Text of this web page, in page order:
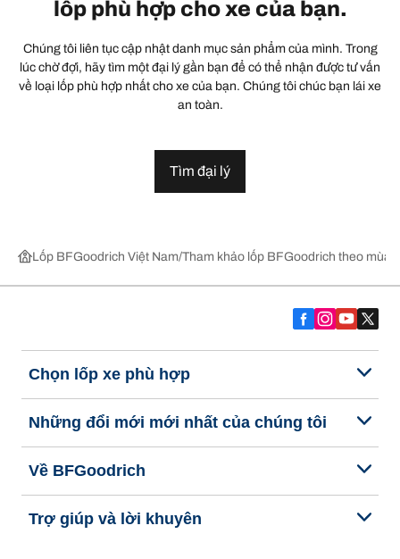
lốp phù hợp cho xe của bạn.
Chúng tôi liên tục cập nhật danh mục sản phẩm của mình. Trong
lúc chờ đợi, hãy tìm một đại lý gần bạn để có thể nhận được tư vấn
về loại lốp phù hợp nhất cho xe của bạn. Chúng tôi chúc bạn lái xe
an toàn.
Tìm đại lý
Lốp BFGoodrich Việt Nam Tham khảo lốp BFGoodrich theo
Chọn lốp xe phù hợp
Những đổi mới mới nhất của chúng tôi
Về BFGoodrich
Trợ giúp và lời khuyên